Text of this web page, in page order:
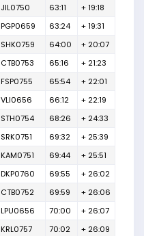
JIL0750 63:11
+ 19:18
PGP0659 63:24
+ 19:31
SHK0759 64:00
+ 20:07
CTB0753 65:16
+ 21:23
FSP0755 65:54
+ 22:01
VLI0656 66:12
+ 22:19
STH0754 68:26
+ 24:33
SRK0751 69:32
+ 25:39
KAM0751 69:44
+ 25:51
DKP0760 69:55
+ 26:02
CTB0752 69:59
+ 26:06
LPU0656 70:00
+ 26:07
KRL0757 70:02
+ 26:09